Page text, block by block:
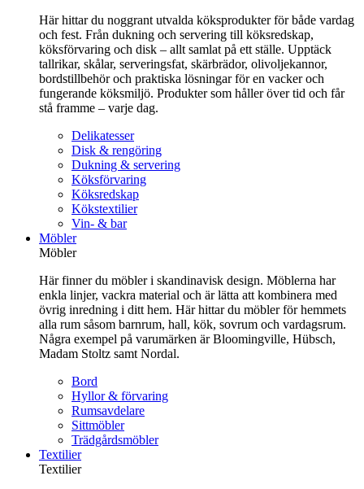
Här hittar du noggrant utvalda köksprodukter för både vardag
och fest. Från dukning och servering till köksredskap,
köksförvaring och disk – allt samlat på ett ställe. Upptäck
tallrikar, skålar, serveringsfat, skärbrädor, olivoljekannor,
bordstillbehör och praktiska lösningar för en vacker och
fungerande köksmiljö. Produkter som håller över tid och får
stå framme – varje dag.
Delikatesser
Disk & rengöring
Dukning & servering
Köksförvaring
Köksredskap
Kökstextilier
Vin- & bar
Möbler
Möbler
Här finner du möbler i skandinavisk design. Möblerna har
enkla linjer, vackra material och är lätta att kombinera med
övrig inredning i ditt hem. Här hittar du möbler för hemmets
alla rum såsom barnrum, hall, kök, sovrum och vardagsrum.
Några exempel på varumärken är Bloomingville, Hübsch,
Madam Stoltz samt Nordal.
Bord
Hyllor & förvaring
Rumsavdelare
Sittmöbler
Trädgårdsmöbler
Textilier
Textilier